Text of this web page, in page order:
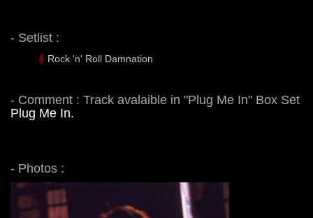
- Setlist :
Rock 'n' Roll Damnation
- Comment : Track avalaible in "Plug Me In" Box Set
Plug Me In.
- Photos :